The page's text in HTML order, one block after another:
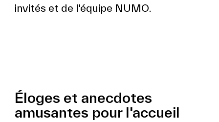
invités et de l'équipe NUMO.
Éloges et anecdotes
amusantes pour l'accueil